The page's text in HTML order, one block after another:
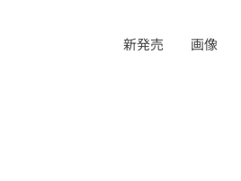
新発売 画像